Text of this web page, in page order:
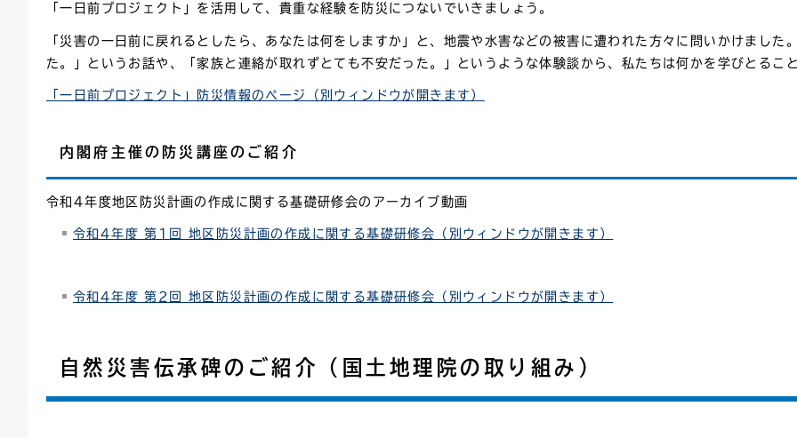
「一日前プロジェクト」を活用して、貴重な経験を防災につないでいきましょう。
「災害の一日前に戻れるとしたら、あなたは何をしますか」と、地震や水害などの被害に遭われた方々に問いかけまし
た。」というお話や、「家族と連絡が取れずとても不安だった。」というような体験談から、私たちは何かを学びとるこ
「一日前プロジェクト」防災情報のページ（別ウィンドウが開きます）
内閣府主催の防災講座のご紹介
令和4年度地区防災計画の作成に関する基礎研修会のアーカイブ動画
令和4年度 第1回 地区防災計画の作成に関する基礎研修会（別ウィンドウが開きます）
令和4年度 第2回 地区防災計画の作成に関する基礎研修会（別ウィンドウが開きます）
自然災害伝承碑のご紹介（国土地理院の取り組み）